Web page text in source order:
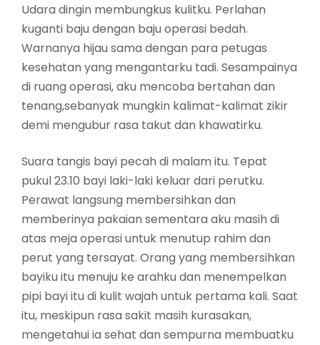
Udara dingin membungkus kulitku. Perlahan
kuganti baju dengan baju operasi bedah.
Warnanya hijau sama dengan para petugas
kesehatan yang mengantarku tadi. Sesampainya
di ruang operasi, aku mencoba bertahan dan
tenang,sebanyak mungkin kalimat-kalimat zikir
demi mengubur rasa takut dan khawatirku.
Suara tangis bayi pecah di malam itu. Tepat
pukul 23.10 bayi laki-laki keluar dari perutku.
Perawat langsung membersihkan dan
memberinya pakaian sementara aku masih di
atas meja operasi untuk menutup rahim dan
perut yang tersayat. Orang yang membersihkan
bayiku itu menuju ke arahku dan menempelkan
pipi bayi itu di kulit wajah untuk pertama kali. Saat
itu, meskipun rasa sakit masih kurasakan,
mengetahui ia sehat dan sempurna membuatku